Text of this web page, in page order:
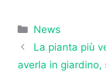
Categorie
News
La pianta più
averla in giardino,